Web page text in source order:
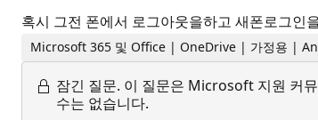
혹시 그전 폰에서 로그아웃을하고 새폰로그인
Microsoft 365 및 Office | OneDrive | 가정용 |
잠긴 질문. 이 질문은 Microsoft 지원 커
수는 없습니다.